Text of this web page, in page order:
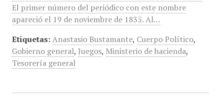
El primer número del periódico con este nombre
apareció el 19 de noviembre de 1835. Al…
Etiquetas: Anastasio Bustamante, Cuerpo Político,
Gobierno general, Juegos, Ministerio de hacienda,
Tesorería general